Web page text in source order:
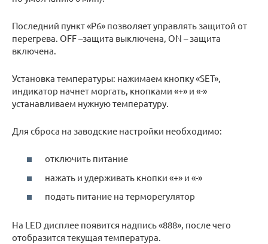
Последний пункт «Р6» позволяет управлять защитой от
перегрева. OFF –защита выключена, ON – защита
включена.
Установка температуры: нажимаем кнопку «SET»,
индикатор начнет моргать, кнопками «+» и «-»
устанавливаем нужную температуру.
Для сброса на заводские настройки необходимо:
отключить питание
нажать и удерживать кнопки «+» и «-»
подать питание на терморегулятор
На LED дисплее появится надпись «888», после чего
отобразится текущая температура.